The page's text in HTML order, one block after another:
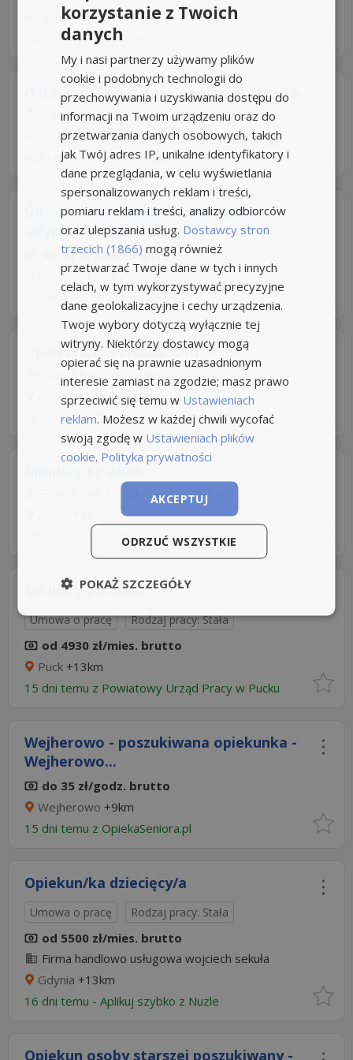
Gdynia+13km
7 dni temu -Aplikuj szybko z Nuzle
(Młodszy) Projektant - opiekun Klienta
Komfort
Gdynia+13km
8 dni temu zrocketjobs.pl
Gdynia - poszukiwana opiekunka -
Gdynia - Dorywczo
do 40 zł/godz. brutto
Gdynia+13km
12 dni temu z
OpiekaSeniora.pl
Opiekunka w żłobku k/m
P.h.u. łukasz starkiewicz
Gdynia+13km
13 dni temu z praca.pl
Młodszy opiekun
Powiatowy Urząd Pracy w Pucku
praca.pl
Młodszy opiekun
Umowa o pracę Rodzaj pracy: Stała
od 4930 zł/mies. brutto
Puck +13km
15 dni temu z Powiatowy Urząd Pracy w Pucku
Wejherowo - poszukiwana opiekunka -
Wejherowo...
do 35 zł/godz. brutto
Wejherowo +9km
15 dni temu z OpiekaSeniora.pl
Opiekun/ka dziecięcy/a
Umowa o pracę Rodzaj pracy: Stała
od 5500 zł/mies. brutto
Firma handlowo usługowa wojciech sekuła
Gdynia +13km
16 dni temu - Aplikuj szybko z Nuzle
Opiekun osoby starszej poszukiwany -
korzystanie z Twoich
danych
My i nasi partnerzy używamy plików
cookie i podobnych technologii do
przechowywania i uzyskiwania dostępu do
informacji na Twoim urządzeniu oraz do
przetwarzania danych osobowych, takich
jak Twój adres IP, unikalne identyfikatory i
dane przeglądania, w celu wyświetlania
spersonalizowanych reklam i treści,
pomiaru reklam i treści, analizy odbiorców
oraz ulepszania usług. Dostawcy stron
trzecich (1866) mogą również
przetwarzać Twoje dane w tych i innych
celach, w tym wykorzystywać precyzyjne
dane geolokalizacyjne i cechy urządzenia.
Twoje wybory dotyczą wyłącznie tej
witryny. Niektórzy dostawcy mogą
opierać się na prawnie uzasadnionym
interesie zamiast na zgodzie; masz prawo
sprzeciwić się temu w Ustawieniach
reklam. Możesz w każdej chwili wycofać
swoją zgodę w Ustawieniach plików
cookie. Polityka prywatności
AKCEPTUJ
ODRZUĆ WSZYSTKIE
POKAŻ SZCZEGÓŁY